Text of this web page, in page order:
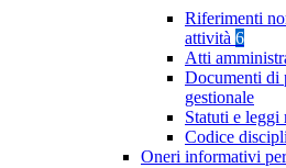
Riferimenti
attività 6
Atti
Documenti di
gestionale
Statuti e leggi
Codice
Oneri informativi